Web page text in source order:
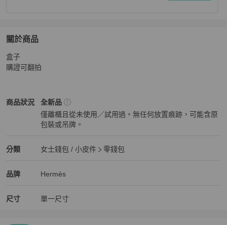
關於商品
關於
盒子
購證可翻拍
商品狀況
Hermès女士錢包 / 小皮件
全新品
僅離櫃且從未使用／試用過。無任何放置痕跡，可能含原
包裝或吊牌。
分類
Hermès 女士錢包 / 小皮件分類資訊
女士錢包 / 小皮件
零錢包
品牌
Hermès 精品女士錢包 / 小皮件
Hermès
Hermès 推薦清單
尺寸 單一尺寸